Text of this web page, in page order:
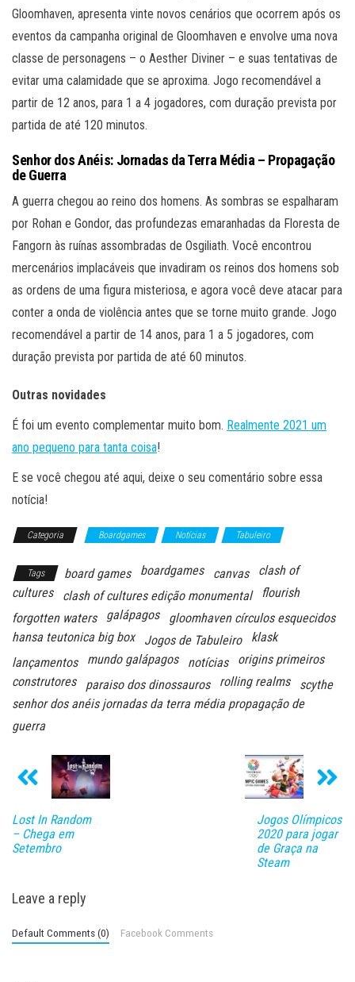
Gloomhaven, apresenta vinte novos cenários que ocorrem após os
eventos da campanha original de Gloomhaven e envolve uma nova
classe de personagens – o Aesther Diviner – e suas tentativas de
evitar uma calamidade que se aproxima. Jogo recomendável a
partir de 12 anos, para 1 a 4 jogadores, com duração prevista por
partida de até 120 minutos.
Senhor dos Anéis: Jornadas da Terra Média – Propagação
de Guerra
A guerra chegou ao reino dos homens. As sombras se espalharam
por Rohan e Gondor, das profundezas emaranhadas da Floresta de
Fangorn às ruínas assombradas de Osgiliath. Você encontrou
mercenários implacáveis ​​que invadiram os reinos dos homens sob
as ordens de uma figura misteriosa, e agora você deve atacar para
conter a onda de violência antes que se torne muito grande. Jogo
recomendável a partir de 14 anos, para 1 a 5 jogadores, com
duração prevista por partida de até 60 minutos.
Outras novidades
É foi um evento complementar muito bom. Realmente 2021 um
ano pequeno para tanta coisa!
E se você chegou até aqui, deixe o seu comentário sobre essa
notícia!
Categoria Boardgames Notícias Tabuleiro
Tags board games boardgames canvas
clash of
cultures
clash of cultures edição monumental
flourish
forgotten waters
galápagos
gloomhaven círculos esquecidos
hansa teutonica big box
Jogos de Tabuleiro
klask
lançamentos
mundo galápagos notícias
origins primeiros
construtores
paraiso dos dinossauros rolling realms
scythe
senhor dos anéis jornadas da terra média propagação de
guerra
Lost In Random
– Chega em
Setembro
Jogos Olímpicos
2020 para jogar
de Graça na
Steam
Leave a reply
Default Comments (0) Facebook Comments